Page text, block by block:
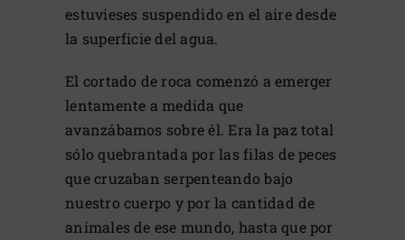
estuvieses suspendido en el aire desde
la superficie del agua.
El cortado de roca comenzó a emerger
lentamente a medida que
avanzábamos sobre él. Era la paz total
sólo quebrantada por las filas de peces
que cruzaban serpenteando bajo
nuestro cuerpo y por la cantidad de
animales de ese mundo, hasta que por